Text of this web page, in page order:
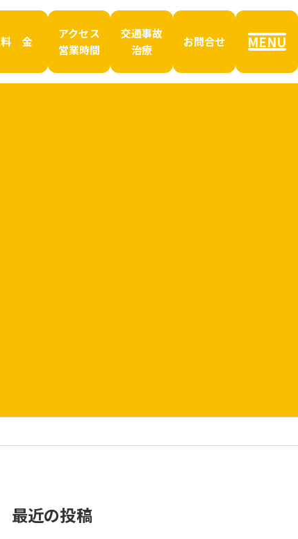
料 金
アクセス
営業時間
交通事故
治療
お問合せ MENU
最近の投稿